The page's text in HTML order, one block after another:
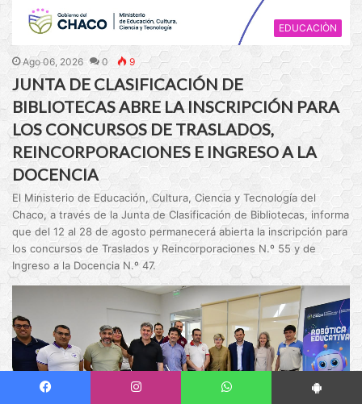
EDUCACIÒN
Ago 06, 2026 0 9
JUNTA DE CLASIFICACIÓN DE
BIBLIOTECAS ABRE LA INSCRIPCIÓN PARA
LOS CONCURSOS DE TRASLADOS,
REINCORPORACIONES E INGRESO A LA
DOCENCIA
El Ministerio de Educación, Cultura, Ciencia y Tecnología del
Chaco, a través de la Junta de Clasificación de Bibliotecas, informa
que del 12 al 28 de agosto permanecerá abierta la inscripción para
los concursos de Traslados y Reincorporaciones N.º 55 y de
Ingreso a la Docencia N.º 47.